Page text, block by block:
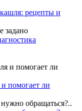
рецепты и
помогает ли